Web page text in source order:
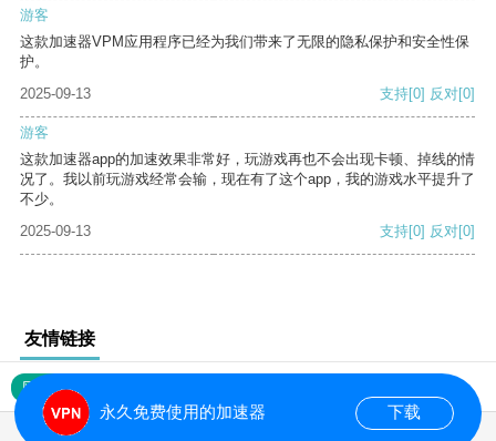
游客
这款加速器VPM应用程序已经为我们带来了无限的隐私保护和安全性保
护。
2025-09-13
支持[0] 反对[0]
游客
这款加速器app的加速效果非常好，玩游戏再也不会出现卡顿、掉线的情
况了。我以前玩游戏经常会输，现在有了这个app，我的游戏水平提升了
不少。
2025-09-13
支持[0] 反对[0]
友情链接
网站地图
永久免费使用的加速器 下载